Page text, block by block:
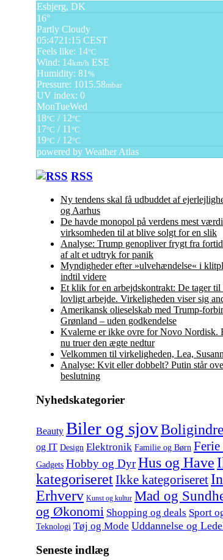
Esbjerg, DK
16°
Partly Cloudy
05:4721:15 CEST
Feels like: 14°C
Wind: 14km/h ESE
Humidity: 81 %
Pressure: 1015.58mbar
UV index: 0
MonTueWed
18°C / 12°C
17°C / 11 °C
19°C / 12°C
powered by Weather Atlas
RSS
Ny tendens skal få udbuddet af
og Aarhus
De havde monopol på verdens mest
virksomheden til at blive solgt for en slik
Analyse: Trump genopliver frygt fra
af alt et udtryk for panik
Myndigheder efter »ulvehændelse« i
indtil videre
Et klik for en arbejdskontrakt: De tager til
lovligt arbejde. Virkeligheden viser sig
Amerikansk olieselskab med Trump-
Grønland – uden godkendelse
Kvalerne er ikke ovre for Novo Nordisk.
nu truer den ægte nedtur
Velkommen til virkeligheden, Lea,
Analyse: Kvit eller dobbelt? Putin står
beslutning
Nyhedskategorier
Beauty Biler og sjov
og IT Design Elektronik Familie og Børn
Gadgets Hobby og DyrHus og Have
kategoriseretIkke kategoriseret
Erhverv Kunst og kultur Mad og
og Økonomi Shopping og deals Sport
Teknologi Tøj og Mode Uddannelse og
Seneste indlæg